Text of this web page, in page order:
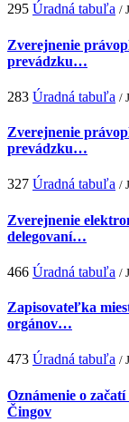
295 Úradná tabuľa /
Zverejnenie
prevádzku…
283 Úradná tabuľa /
Zverejnenie
prevádzku…
327 Úradná tabuľa /
Zverejnenie
delegovaní…
466 Úradná tabuľa /
Zapisovateľka
orgánov…
473 Úradná tabuľa /
Oznámenie o
Čingov